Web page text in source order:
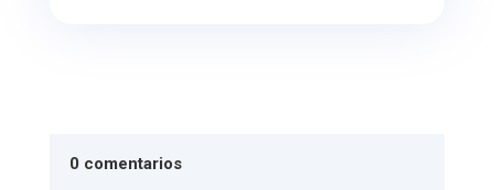
0 comentarios